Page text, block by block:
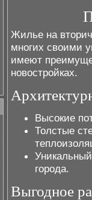
Жилье на
многих своими
имеют
новостройках.
Высокие
Толстые
города.
Выгодное